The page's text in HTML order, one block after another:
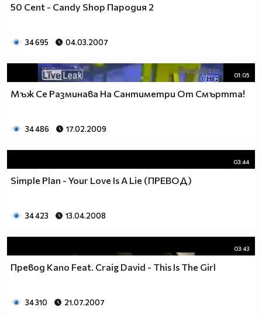
50 Cent - Candy Shop Пародия 2
34 695 04.03.2007
01:05
Мъж Се Разминава На Сантиметри От Смъртта!
34 486 17.02.2009
03:44
Simple Plan - Your Love Is A Lie (ПРЕВОД)
34 423 13.04.2008
03:43
Превод Kano Feat. Craig David - This Is The Girl
34 310 21.07.2007